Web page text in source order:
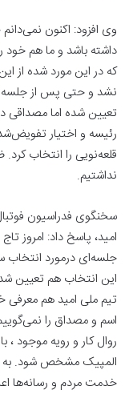
وی افزود: اکنون
داشته باشد و ما هم
نشد و حتی پس از جلسه
تعیین شده اما مصداقی
نداشتیم.
سخنگوی فدراسیون
امید، پاسخ داد: امروز
جلسه‌ای درمورد انتخاب
این انتخاب هم تعیین
تیم ملی امید هم معرفی
اسم و مصداق را
روال کار و رویه موجود ،
المپیک مشخص شود. به
خدمت مردم و رسانه‌ها